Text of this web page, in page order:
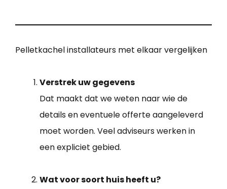
Pelletkachel installateurs met elkaar vergelijken
Verstrek uw gegevens
Dat maakt dat we weten naar wie de
details en eventuele offerte aangeleverd
moet worden. Veel adviseurs werken in
een expliciet gebied.
Wat voor soort huis heeft u?